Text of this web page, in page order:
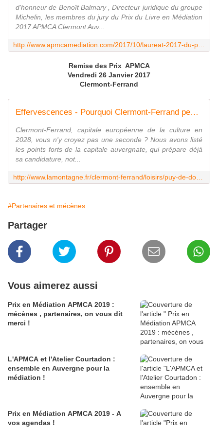
d'honneur de Benoît Balmary , Directeur juridique du groupe
Michelin, les membres du jury du Prix du Livre en Médiation
2017 APMCA Clermont Auv...
Remise des Prix APMCA
Vendredi 26 Janvier 2017
Clermont-Ferrand
Effervescences - Pourquoi Clermont-Ferrand peut devenir Capitale européenne de la culture
Clermont-Ferrand, capitale européenne de la culture en
2028, vous n'y croyez pas une seconde ? Nous avons listé
les points forts de la capitale auvergnate, qui prépare déjà
sa candidature, not...
#Partenaires et mécènes
Partager
Vous aimerez aussi
Prix en Médiation APMCA 2019 :
mécènes , partenaires, on vous dit
merci !
L'APMCA et l'Atelier Courtadon :
ensemble en Auvergne pour la
médiation !
Prix en Médiation APMCA 2019 - A
vos agendas !